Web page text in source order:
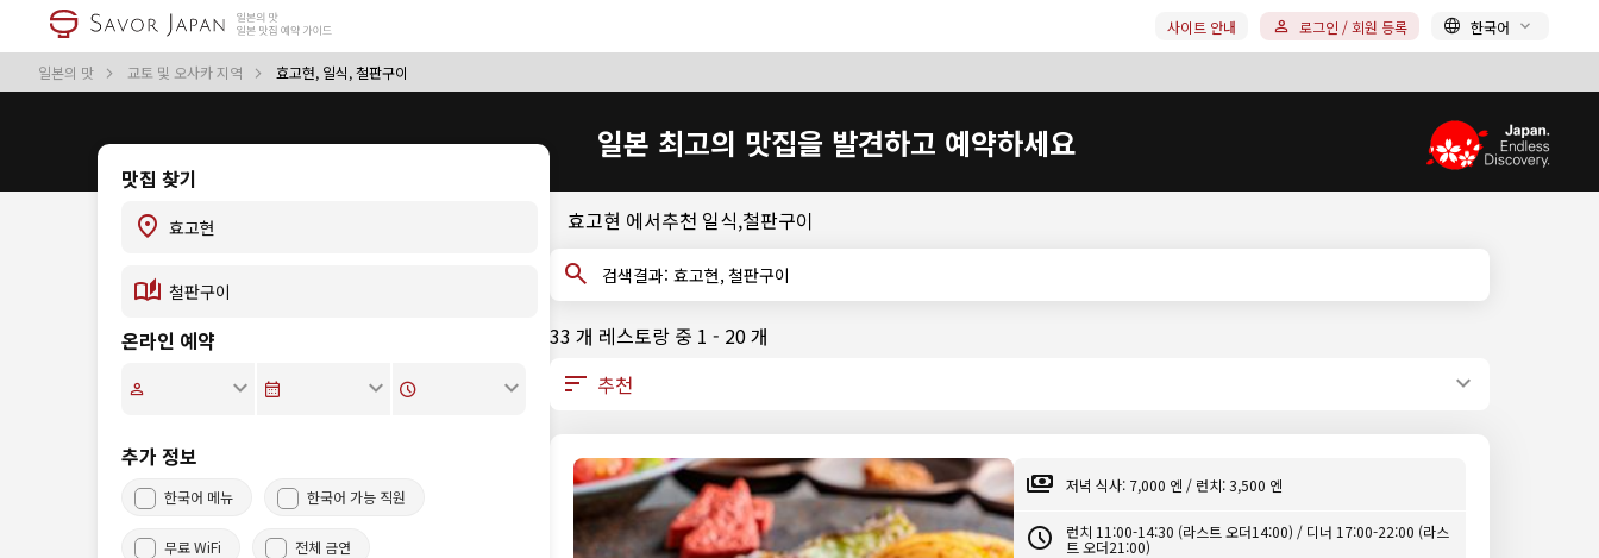
일본의 맛 교토 및 오사카 지역 효고현, 일식, 철판구이
사이트 안내 로그인 / 회원 등록 한국어
일본 최고의 맛집을 발견하고 예약하세요
맛집 찾기
온라인 예약
추가 정보
한국어 메뉴 한국어 가능 직원
무료 WiFi 전체 금연
효고현 에서추천 일식,철판구이
검색결과: 효고현, 철판구이
33 개 레스토랑 중 1 - 20 개
저녁 식사: 7,000 엔 / 런치: 3,500 엔
런치 11:00-14:30 (라스트 오더14:00) / 디너 17:00-22:00 (라스
트 오더21:00)